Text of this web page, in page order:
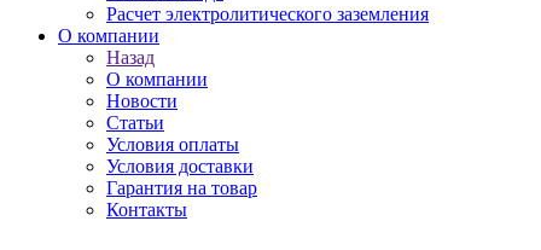
Расчет электролитического заземления
О компании
Назад
О компании
Новости
Статьи
Условия оплаты
Условия доставки
Гарантия на товар
Контакты